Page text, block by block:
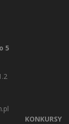
5
KONKURSY